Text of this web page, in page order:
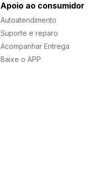
Apoio ao consumidor
Autoatendimento
Suporte e reparo
Acompanhar Entrega
Baixe o APP